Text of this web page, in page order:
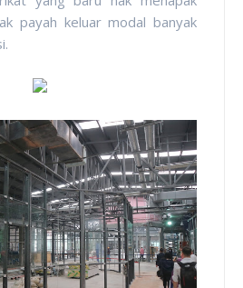
payah keluar modal banyak